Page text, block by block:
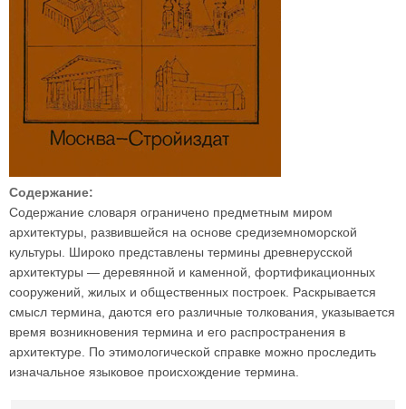
Содержание:
Содержание словаря ограничено предметным миром
архитектуры, развившейся на основе средиземноморской
культуры. Широко представлены термины древнерусской
архитектуры — деревянной и каменной, фортификационных
сооружений, жилых и общественных построек. Раскрывается
смысл термина, даются его различные толкования, указывается
время возникновения термина и его распространения в
архитектуре. По этимологической справке можно проследить
изначальное языковое происхождение термина.